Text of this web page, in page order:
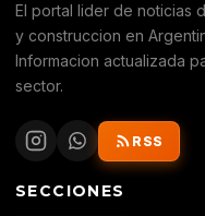
El portal lider de noticias
y construccion en
Informacion actualizada
sector.
RSS
SECCIONES